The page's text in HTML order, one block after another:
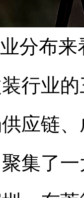
布来
行业
应链
集了